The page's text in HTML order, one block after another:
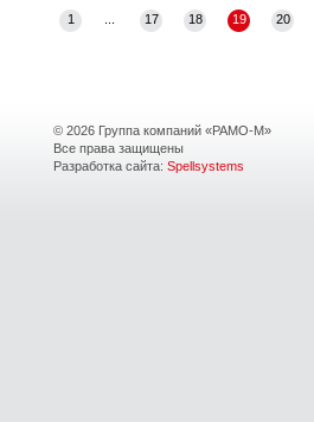
1 17 18 19 20
© 2026 Группа компаний «РАМО-М»
Все права защищены
Разработка сайта: Spellsystems